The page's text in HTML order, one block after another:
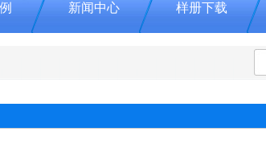
新闻中心 样册下载